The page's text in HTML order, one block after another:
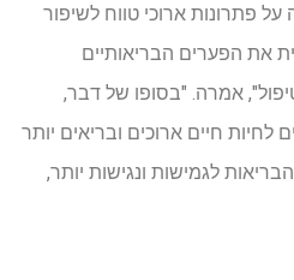
פתרונות ארוכי טווח לשיפור
את הפערים הבריאותיים
אמרה. "בסופו של דבר,
חיים ארוכים ובריאים יותר
לגמישות ונגישות יותר,